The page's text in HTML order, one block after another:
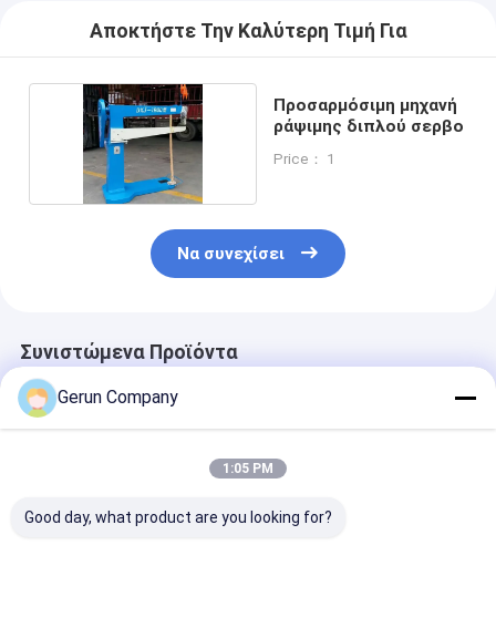
Αποκτήστε Την Καλύτερη Τιμή Για
Προσαρμόσιμη μηχανή
ράψιμης διπλού σερβο
Price： 1
Να συνεχίσει
Συνιστώμενα Προϊόντα
Gerun Company
1:05 PM
Good day, what product are you looking for?